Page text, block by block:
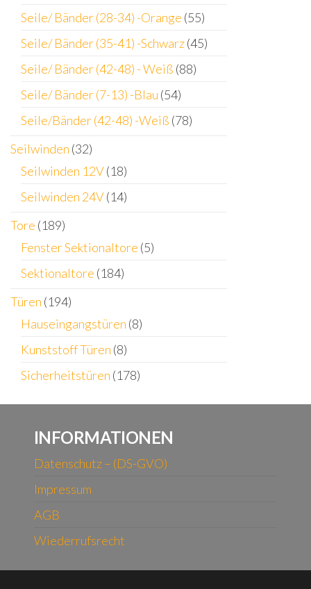
Seile/ Bänder (28-34) -Orange (55)
Seile/ Bänder (35-41) -Schwarz(45)
Seile/ Bänder (42-48) - Weiß (88)
Seile/ Bänder (7-13) -Blau (54)
Seile/Bänder (42-48) -Weiß (78)
Seilwinden (32)
Seilwinden 12V(18)
Seilwinden 24V(14)
Tore (189)
Fenster Sektionaltore (5)
Sektionaltore (184)
Türen (194)
Hauseingangstüren (8)
Kunststoff Türen (8)
Sicherheitstüren (178)
INFORMATIONEN
Datenschutz – (DS-GVO)
Impressum
AGB
Wiederrufsrecht